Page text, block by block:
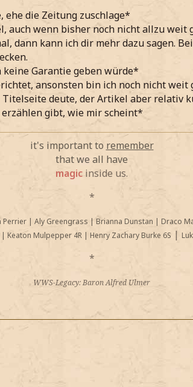
die Zeitung zuschlage*
auch wenn bisher noch nicht allzu weit
dann kann ich dir mehr dazu sagen.
Garantie geben würde*
ansonsten bin ich noch nicht weit
Titelseite deute, der Artikel aber relativ
gibt, wie mir scheint*
it's important to remember
that we all have
magic inside us.
*
Perrier | Aly Greengrass | Brianna Dunstan | Draco
| Keaton Mulpepper 4R | Henry Zachary Burke 6S |
*
WWS-Legacy: Baron Alfred Ulmer